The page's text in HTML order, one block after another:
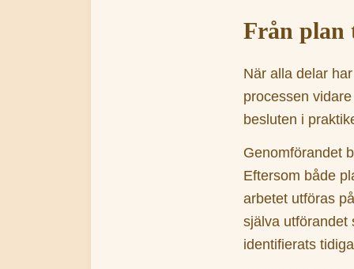
Från plan
När alla delar
processen
besluten i
Genomförandet
Eftersom både
arbetet utföras
själva utförandet
identifierats